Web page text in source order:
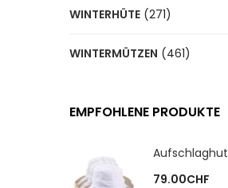
WINTERHÜTE (271)
WINTERMÜTZEN (461)
EMPFOHLENE PRODUKTE
Aufschlaghut
79.00CHF